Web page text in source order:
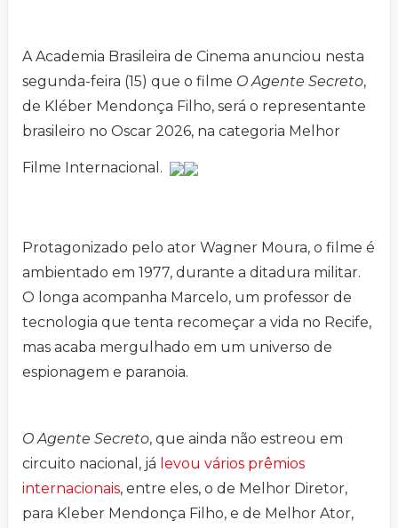
A Academia Brasileira de Cinema anunciou nesta
segunda-feira (15) que o filme O Agente Secreto,
de Kléber Mendonça Filho, será o representante
brasileiro no Oscar 2026, na categoria Melhor
Filme Internacional.
Protagonizado pelo ator Wagner Moura, o filme é
ambientado em 1977, durante a ditadura militar.
O longa acompanha Marcelo, um professor de
tecnologia que tenta recomeçar a vida no Recife,
mas acaba mergulhado em um universo de
espionagem e paranoia.
O Agente Secreto, que ainda não estreou em
circuito nacional, já levou vários prêmios
internacionais, entre eles, o de Melhor Diretor,
para Kleber Mendonça Filho, e de Melhor Ator,